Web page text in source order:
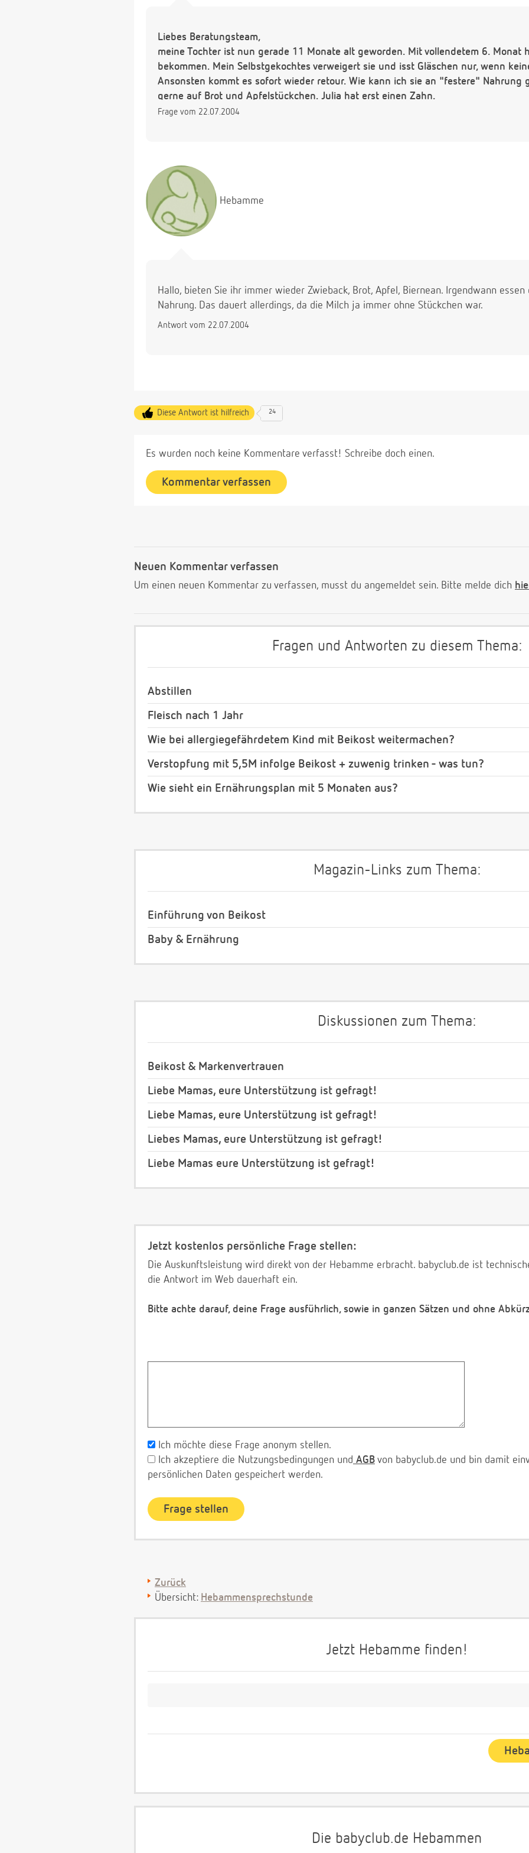
Liebes Beratungsteam,
meine Tochter ist nun gerade 11 Monate alt geworden. Mit vollendetem 6. Monat
bekommen. Mein Selbstgekochtes verweigert sie und isst Gläschen nur, wenn
Ansonsten kommt es sofort wieder retour. Wie kann ich sie an "festere" Nahrung
gerne auf Brot und Apfelstückchen. Julia hat erst einen Zahn.
Frage vom 22.07.2004
Hebamme
Hallo, bieten Sie ihr immer wieder Zwieback, Brot, Apfel, Biernean. Irgendwann
Nahrung. Das dauert allerdings, da die Milch ja immer ohne Stückchen war.
Antwort vom 22.07.2004
Diese Antwort ist hilfreich 24
Es wurden noch keine Kommentare verfasst! Schreibe doch einen.
Kommentar verfassen
Neuen Kommentar verfassen
Um einen neuen Kommentar zu verfassen, musst du angemeldet sein. Bitte melde dich
Fragen und Antworten zu diesem Thema:
Abstillen
Fleisch nach 1 Jahr
Wie bei allergiegefährdetem Kind mit Beikost weitermachen?
Verstopfung mit 5,5M infolge Beikost + zuwenig trinken - was tun?
Wie sieht ein Ernährungsplan mit 5 Monaten aus?
Magazin-Links zum Thema:
Einführung von Beikost
Baby & Ernährung
Diskussionen zum Thema:
Beikost & Markenvertrauen
Liebe Mamas, eure Unterstützung ist gefragt!
Liebe Mamas, eure Unterstützung ist gefragt!
Liebes Mamas, eure Unterstützung ist gefragt!
Liebe Mamas eure Unterstützung ist gefragt!
Jetzt kostenlos persönliche Frage stellen:
Die Auskunftsleistung wird direkt von der Hebamme erbracht. babyclub.de ist
die Antwort im Web dauerhaft ein.
Bitte achte darauf, deine Frage ausführlich, sowie in ganzen Sätzen und ohne
Ich möchte diese Frage anonym stellen.
Ich akzeptiere die Nutzungsbedingungen und AGB von babyclub.de und bin damit
persönlichen Daten gespeichert werden.
Zurück
Übersicht: Hebammensprechstunde
Jetzt Hebamme finden!
Die babyclub.de Hebammen